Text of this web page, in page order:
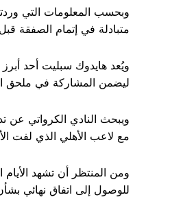
وبحسب المعلومات التي
متبادلة في إتمام الصفقة
ويُعد هايدوك سبليت أحد أبرز
ليضمن المشاركة في ملحق
ويبحث النادي الكرواتي عن
مع لاعب الأهلي الذي لفت
ومن المنتظر أن تشهد
للوصول إلى اتفاق نهائي